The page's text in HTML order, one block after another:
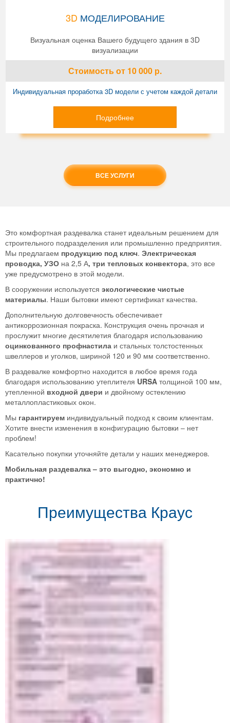
3D МОДЕЛИРОВАНИЕ
Визуальная оценка Вашего будущего здания в 3D
визуализации
Стоимостьот 10 000 р.
Индивидуальная проработка 3D модели с учетом каждой детали
Подробнее
ВСЕ УСЛУГИ
Это комфортная раздевалка станет идеальным решением для
строительного подразделения или промышленно предприятия.
Мы предлагаем продукцию под ключ. Электрическая
проводка, УЗО на 2,5 А, три тепловых конвектора, это все
уже предусмотрено в этой модели.
В сооружении используется экологические чистые
материалы. Наши бытовки имеют сертификат качества.
Дополнительную долговечность обеспечивает
антикоррозионная покраска. Конструкция очень прочная и
прослужит многие десятилетия благодаря использованию
оцинкованного профнастила и стальных толстостенных
швеллеров и уголков, шириной 120 и 90 мм соответственно.
В раздевалке комфортно находится в любое время года
благодаря использованию утеплителя URSA толщиной 100 мм,
утепленной входной двери и двойному остеклению
металлопластиковых окон.
Мы гарантируем индивидуальный подход к своим клиентам.
Хотите внести изменения в конфигурацию бытовки – нет
проблем!
Касательно покупки уточняйте детали у наших менеджеров.
Мобильная раздевалка – это выгодно, экономно и
практично!
Преимущества Краус